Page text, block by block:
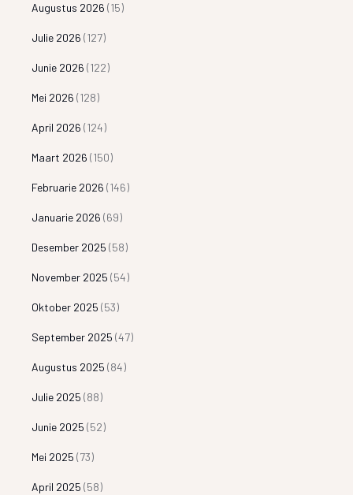
Augustus 2026 (15)
Julie 2026 (127)
Junie 2026 (122)
Mei 2026 (128)
April 2026 (124)
Maart 2026 (150)
Februarie 2026 (146)
Januarie 2026 (69)
Desember 2025 (58)
November 2025 (54)
Oktober 2025 (53)
September 2025 (47)
Augustus 2025 (84)
Julie 2025 (88)
Junie 2025 (52)
Mei 2025 (73)
April 2025 (58)